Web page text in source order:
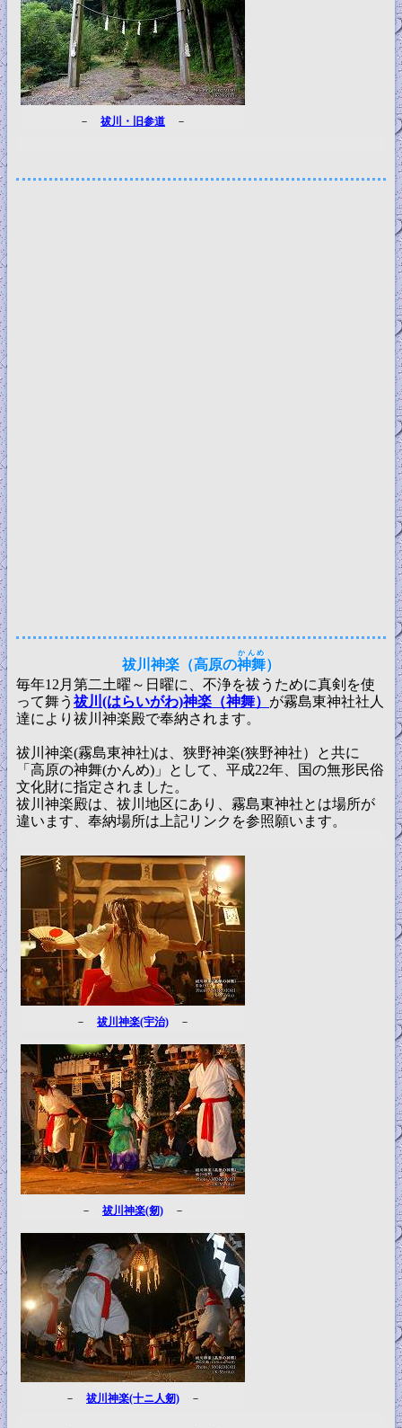
－ 祓川・旧参道 －
祓川神楽（高原の神舞
かんめ
）
毎年12月第二土曜～日曜に、不浄を祓うために真剣を使
って舞う 祓川(はらいがわ)神楽（神舞） が霧島東神社社人
達により祓川神楽殿で奉納されます。
祓川神楽(霧島東神社)は、狭野神楽(狭野神社）と共に
「高原の神舞(かんめ)」として、平成22年、国の無形民俗
文化財に指定されました。
祓川神楽殿は、祓川地区にあり、霧島東神社とは場所が
違います、奉納場所は上記リンクを参照願います。
－ 祓川神楽(宇治) －
－ 祓川神楽(剱) －
－ 祓川神楽(十ニ人剱) －